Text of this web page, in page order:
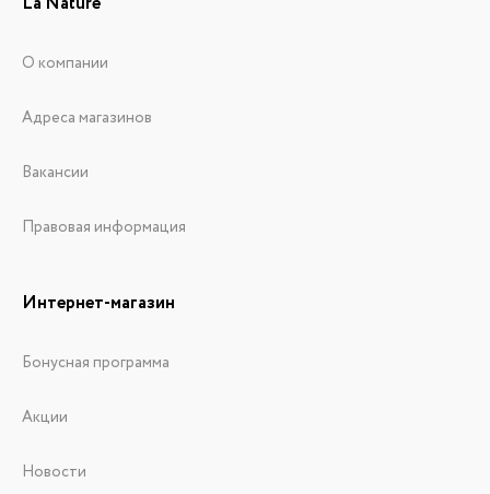
О компании
Адреса магазинов
Вакансии
Правовая информация
Интернет-магазин
Бонусная программа
Акции
Новости